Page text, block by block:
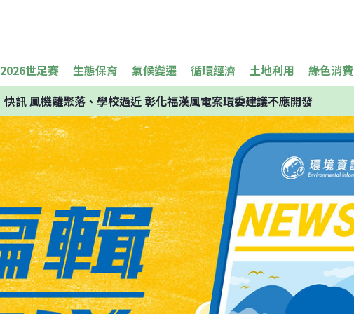
2026世足賽 生態保育 氣候變遷 循環經濟 土地利用 綠色消費
快訊風機離聚落、學校過近 彰化福漢風電案環委建議不應開發